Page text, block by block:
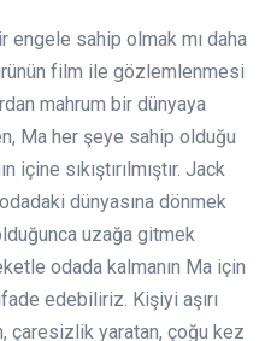
engele sahip olmak mı daha
film ile gözlemlenmesi
mahrum bir dünyaya
Ma her şeye sahip olduğu
içine sıkıştırılmıştır. Jack
dünyasına dönmek
uzağa gitmek
odada kalmanın Ma için
edebiliriz. Kişiyi aşırı
çaresizlik yaratan, çoğu kez